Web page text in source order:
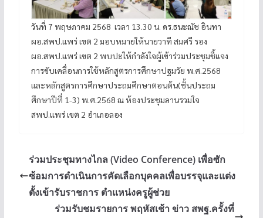
วันที่ 7 พฤษภาคม 2568 เวลา 13.30 น. ดร.ธนะณัช อินทา
ผอ.สพป.แพร่ เขต 2 มอบหมายให้นายวาที สมศรี รอง
ผอ.สพป.แพร่ เขต 2 พบปะให้กำลังใจผู้เข้าร่วมประชุมชี้แจง
การขับเคลื่อนการใช้หลักสูตรการศึกษาปฐมวัย พ.ศ.2568
และหลักสูตรการศึกษาประถมศึกษาตอนต้น(ชั้นประถม
ศึกษาปีที่ 1-3) พ.ศ.2568 ณ ห้องประชุมลานรวมใจ
สพป.แพร่ เขต 2 อำเภอลอง
ร่วมประชุมทางไกล (Video Conference) เพื่อซัก
ซ้อมการดำเนินการคัดเลือกบุคคลเพื่อบรรจุและแต่ง
ตั้งเข้ารับราชการ ตำแหน่งครูผู้ช่วย
ร่วมรับชมรายการ พฤหัสเช้า ข่าว สพฐ.ครั้งที่